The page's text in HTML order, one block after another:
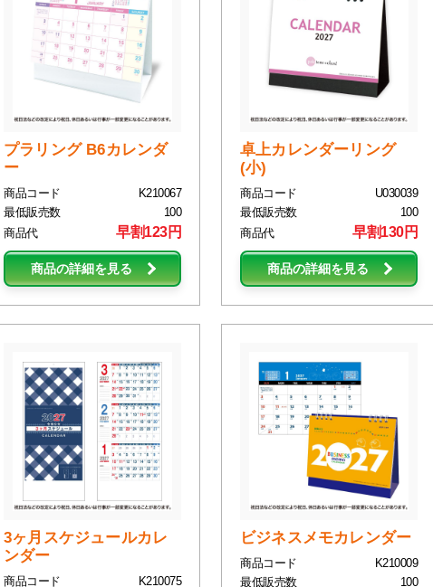
プラリング B6カレンダ
ー
商品コード
K210067
最低販売数
100
商品代
早割123円
商品の詳細を見る
卓上カレンダーリング
(小)
商品コード
U030039
最低販売数
100
商品代
早割130円
商品の詳細を見る
3ヶ月スケジュールカレ
ンダー
商品コード
K210075
ビジネスメモカレンダー
商品コード
K210009
最低販売数
100